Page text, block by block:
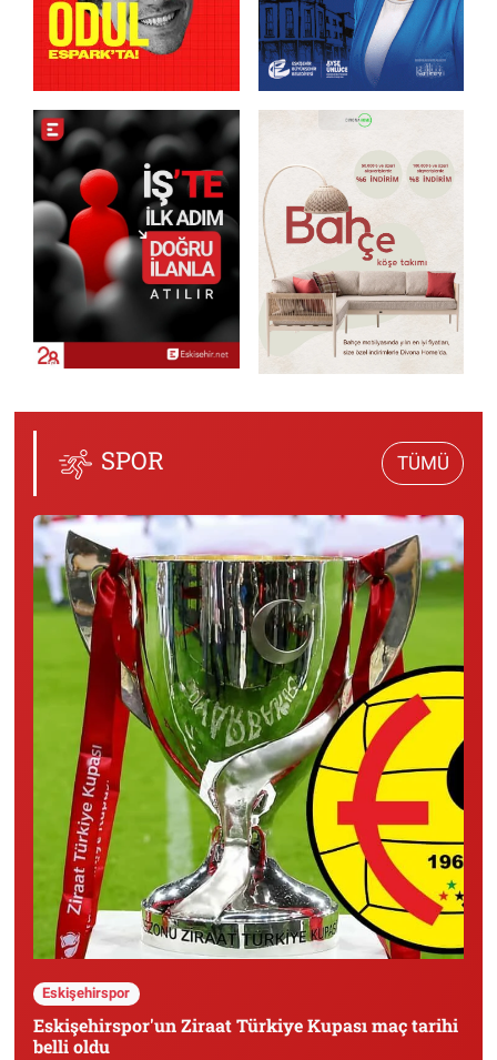
SPOR TÜMÜ
Eskişehirspor
Eskişehirspor'un Ziraat Türkiye Kupası maç tarihi
belli oldu